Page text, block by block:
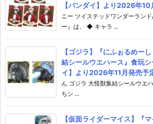
【バンダイ】より2026年10
ニー ツイステッドワンダーラン
ー』は、 ◆ キャラ ...
【ゴジラ】『にふぉるめー
結シールウエハース』食玩
イ】より2026年11月発売予
ん ゴジラ 大怪獣集結シールウエ
ちシ ...
【仮面ライダーマイス】『